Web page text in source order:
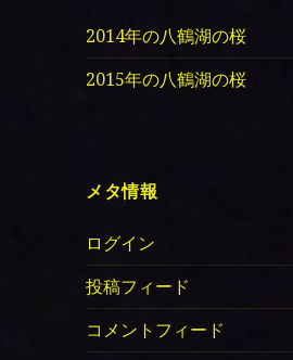
2014年の八鶴湖の桜
2015年の八鶴湖の桜
メタ情報
ログイン
投稿フィード
コメントフィード